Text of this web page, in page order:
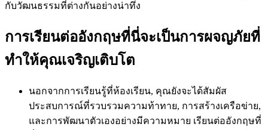
กับวัฒนธรรมที่ต่างกันอย่างน่าทึ่ง
การเรียนต่ออังกฤษที่นี่จะเป็นการผจญภัยที่
ทำให้คุณเจริญเติบโต
นอกจากการเรียนรู้ที่ห้องเรียน, คุณยังจะได้สัมผัส
ประสบการณ์ที่รวบรวมความท้าทาย, การสร้างเครือข่าย,
และการพัฒนาตัวเองอย่างมีความหมาย เรียนต่ออังกฤษที่